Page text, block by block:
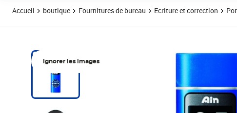
Accueil boutique Fournitures de bureau Ecriture et correction
Ignorer les images